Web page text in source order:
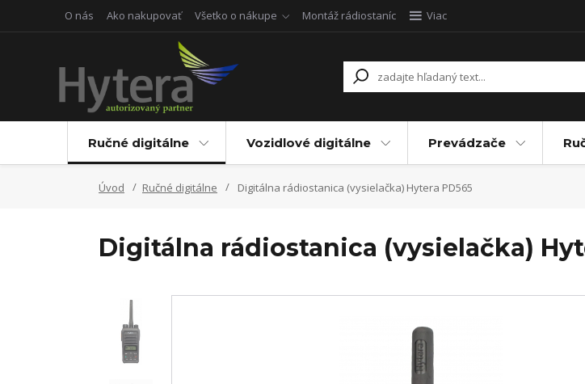
O nás Ako nakupovať Všetko o nákupe Montáž rádiostaníc Viac
Ručné digitálne Vozidlové digitálne Prevádzače
Úvod Ručné digitálne Digitálna rádiostanica (vysielačka) Hytera PD565
Digitálna rádiostanica (vysielačka)